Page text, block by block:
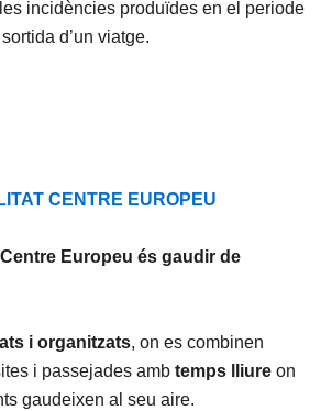
incidències produïdes en el periode
d’un viatge.
CENTRE EUROPEU
Europeu és gaudir de
i organitzats, on es combinen
i passejades amb temps lliure on
gaudeixen al seu aire.